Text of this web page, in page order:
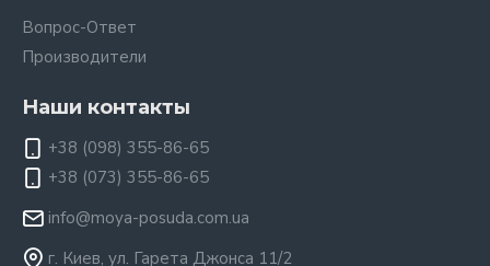
Вопрос-Ответ
Производители
Наши контакты
+38 (098) 355-86-65
+38 (073) 355-86-65
info@moya-posuda.com.ua
г. Киев, ул. Гарета Джонса 11/2